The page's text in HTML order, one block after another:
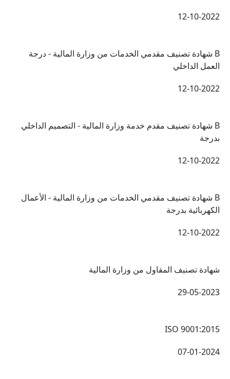
12-10-2022
B شهادة تصنيف مقدمي الخدمات من وزارة المالية - درجة
العمل الداخلي
12-10-2022
B شهادة تصنيف مقدم خدمة وزارة المالية - التصميم الداخلي
بدرجة
12-10-2022
B شهادة تصنيف مقدمي الخدمات من وزارة المالية - الأعمال
الكهربائية بدرجة
12-10-2022
شهادة تصنيف المقاول من وزارة المالية
29-05-2023
ISO 9001:2015
07-01-2024